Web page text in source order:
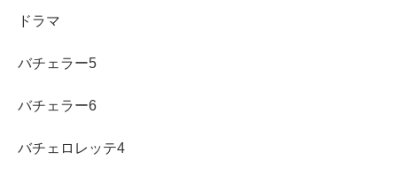
ドラマ
バチェラー5
バチェラー6
バチェロレッテ4